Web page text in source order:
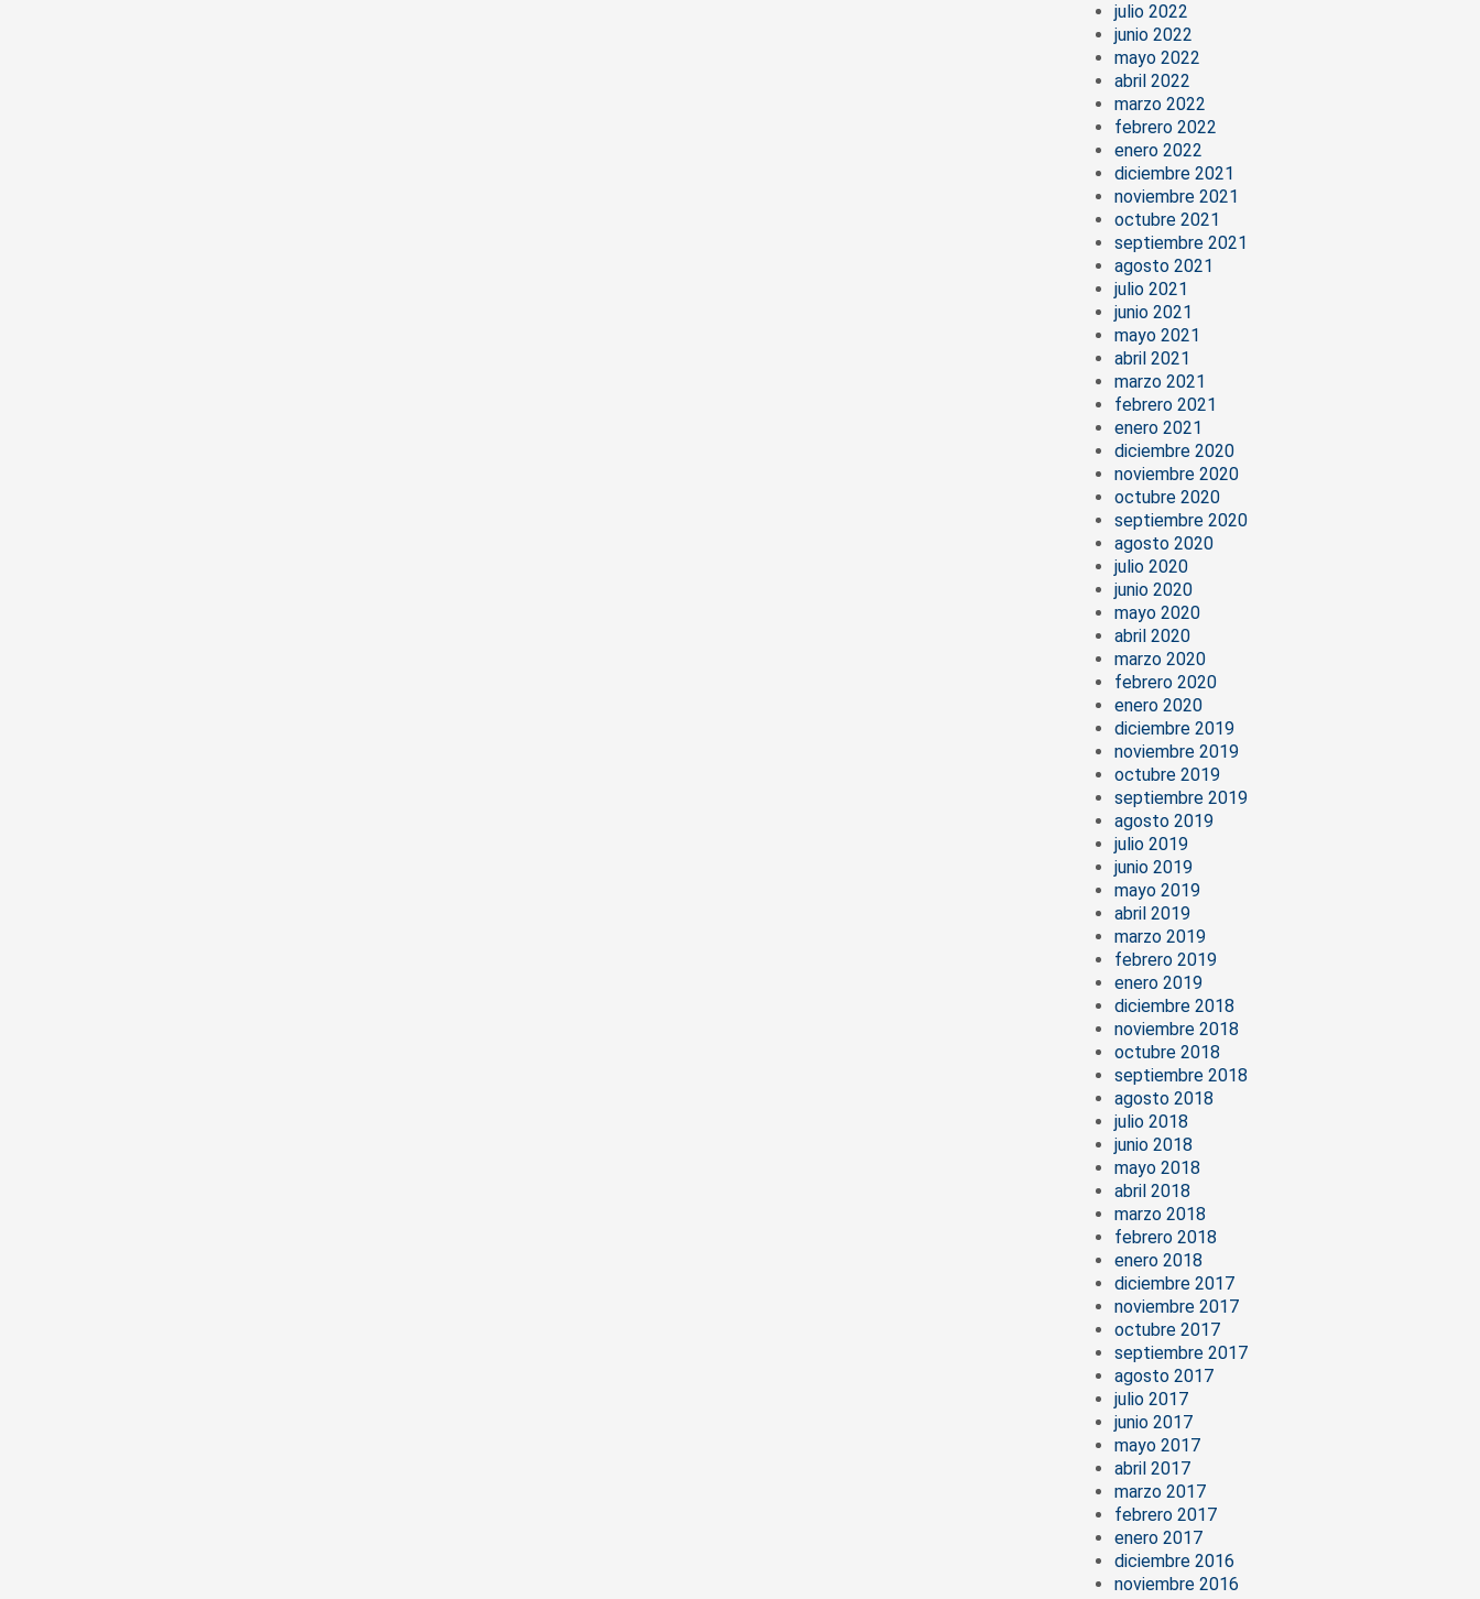
julio 2022
junio 2022
mayo 2022
abril 2022
marzo 2022
febrero 2022
enero 2022
diciembre 2021
noviembre 2021
octubre 2021
septiembre 2021
agosto 2021
julio 2021
junio 2021
mayo 2021
abril 2021
marzo 2021
febrero 2021
enero 2021
diciembre 2020
noviembre 2020
octubre 2020
septiembre 2020
agosto 2020
julio 2020
junio 2020
mayo 2020
abril 2020
marzo 2020
febrero 2020
enero 2020
diciembre 2019
noviembre 2019
octubre 2019
septiembre 2019
agosto 2019
julio 2019
junio 2019
mayo 2019
abril 2019
marzo 2019
febrero 2019
enero 2019
diciembre 2018
noviembre 2018
octubre 2018
septiembre 2018
agosto 2018
julio 2018
junio 2018
mayo 2018
abril 2018
marzo 2018
febrero 2018
enero 2018
diciembre 2017
noviembre 2017
octubre 2017
septiembre 2017
agosto 2017
julio 2017
junio 2017
mayo 2017
abril 2017
marzo 2017
febrero 2017
enero 2017
diciembre 2016
noviembre 2016